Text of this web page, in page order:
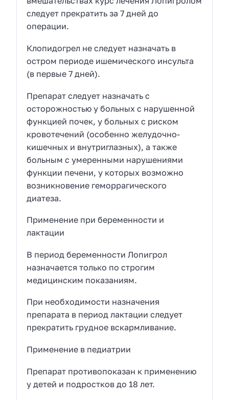
следует прекратить за 7 дней до
операции.
Клопидогрел не следует назначать в
остром периоде ишемического инсульта
(в первые 7 дней).
Препарат следует назначать с
осторожностью у больных с нарушенной
функцией почек, у больных с риском
кровотечений (особенно желудочно-
кишечных и внутриглазных), а также
больным с умеренными нарушениями
функции печени, у которых возможно
возникновение геморрагического
диатеза.
Применение при беременности и
лактации
В период беременности Лопигрол
назначается только по строгим
медицинским показаниям.
При необходимости назначения
препарата в период лактации следует
прекратить грудное вскармливание.
Применение в педиатрии
Препарат противопоказан к применению
у детей и подростков до 18 лет.